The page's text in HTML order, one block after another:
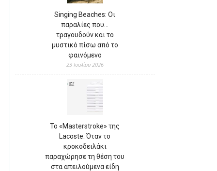
Singing Beaches: Οι
παραλίες που…
τραγουδούν και το
μυστικό πίσω από το
φαινόμενο
23 Ιουλίου 2026
Το «Masterstroke» της
Lacoste: Όταν το
κροκοδειλάκι
παραχώρησε τη θέση του
στα απειλούμενα είδη